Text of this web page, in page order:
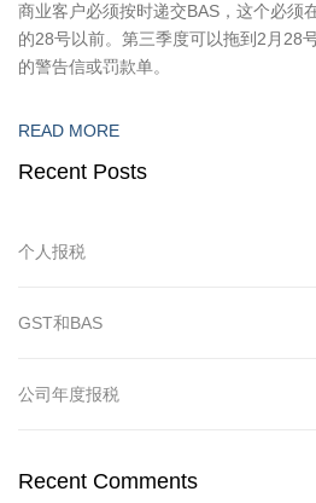
商业客户必须按时递交BAS，这个必须
的28号以前。第三季度可以拖到2月28
的警告信或罚款单。
READ MORE
Recent Posts
个人报税
GST和BAS
公司年度报税
Recent Comments